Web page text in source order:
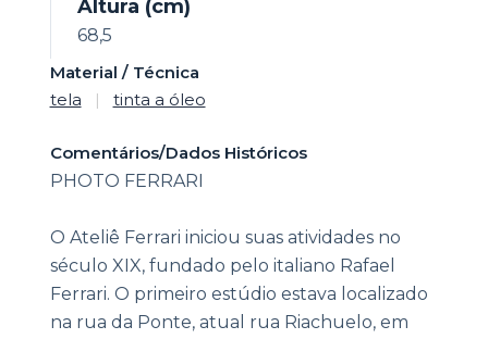
Altura (cm)
68,5
Material / Técnica
tela
| tinta a óleo
Comentários/Dados Históricos
PHOTO FERRARI
O Ateliê Ferrari iniciou suas atividades no
século XIX, fundado pelo italiano Rafael
Ferrari. O primeiro estúdio estava localizado
na rua da Ponte, atual rua Riachuelo, em